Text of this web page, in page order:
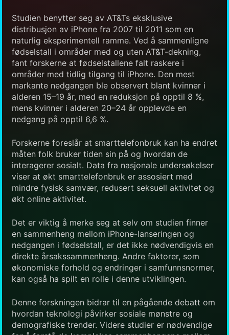
Studien benytter seg av AT&Ts eksklusive
distribusjon av iPhone fra 2007 til 2011 som en
naturlig eksperimentell ramme. Ved å sammenligne
fødselstall i områder med og uten AT&T-dekning,
fant forskerne at fødselstallene falt raskere i
områder med tidlig tilgang til iPhone. Den mest
markante nedgangen ble observert blant kvinner i
alderen 15–19 år, med en reduksjon på opptil 8 %,
mens kvinner i alderen 20–24 år opplevde en
nedgang på opptil 6,6 %.
Forskerne foreslår at smarttelefonbruk kan ha endret
måten folk bruker tiden sin på og hvordan de
interagerer sosialt. Data fra nasjonale undersøkelser
viser at økt smarttelefonbruk er assosiert med
mindre fysisk samvær, redusert seksuell aktivitet og
økt online aktivitet.
Det er viktig å merke seg at selv om studien finner
en sammenheng mellom iPhone-lanseringen og
nedgangen i fødselstall, er det ikke nødvendigvis en
direkte årsakssammenheng. Andre faktorer, som
økonomiske forhold og endringer i samfunnsnormer,
kan også ha spilt en rolle i denne utviklingen.
Denne forskningen bidrar til en pågående debatt om
hvordan teknologi påvirker sosiale mønstre og
demografiske trender. Videre studier er nødvendige